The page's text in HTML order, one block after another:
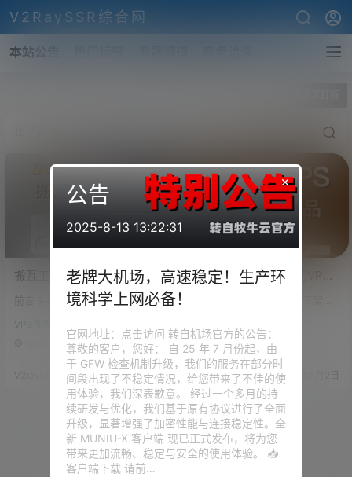
V2RaySSR综合网
本站公告
搬瓦工DC6新品VPS评测：
2.5G带宽加持，CN2GIAE、
CMIN2中国优化线路，30天
无理由退换是否值得入手？
前言 对于搬瓦工，我们已经做过
同线路、不同机房下的一些表
现，包括什么 CN2GT、 CN2GI
A 、商务优化版的 GIAE，以及还
有日本软银线路，电信和联通的
分别表现等。 这些测试下来，搬
瓦工的稳定性还是毋庸置疑的，
但价格嘛，还是一如既往的坚
挺。 虽说性价比目前已经是搬瓦
工最大的坎，但在稳定性和服务
方面，在市场中，他还是依然有
着它独特的位置。 视频演示 搬瓦
2
V2raySSR综合网 24年12月28日
搬瓦工CN2 GIA搬瓦工VPS
码
案包括KVM、CN2(CN2 GT)、C
N2 GIA、CN2 GIA-E(CN2 GIA
ECOMMERCE)和搬瓦工香港，
所有方案整理如下： 方案更新时
间：2025-9-20 搬瓦工的特点：
四种线路：常规KVM亚洲优化线
路、CN2线路、CN2 GIA线路、
香港线路可选。 不同于大部分小
商家，搬瓦工的超售控制在较好
水平，邻居干扰小，使用更…
279.9k 0
V2raySSR综合网
×
公告
2025-8-13 13:22:31
老牌大机场，高速稳定！生产环
境科学上网必备！
官网地址：点击访问 转自机场官方的公告：
尊敬的客户，您好： 自 25 年 7 月份起，由
于 GFW 检查机制升级，我们的服务在部分时
间段出现了不稳定情况，给您带来了不佳的使
用体验，我们深表歉意。 经过一个多月的持
续研发与优化，我们基于原有协议进行了全面
升级，显著增强了加密性能与连接稳定性。全
新 MUNIU-X 客户端 现已正式发布，将为您
带来更加流畅、稳定与安全的使用体验。 📥
客户端下载 请前…